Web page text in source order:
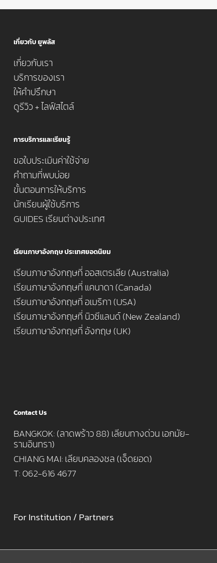
เกี่ยวกับ ยูพลัส
เกี่ยวกับเรา
บริการของเรา
ให้คำปรึกษา
ดูรีวิว + ไลฟ์สไตล์
การบริการและเรียนรู้
ขอใบประเมินค่าใช้จ่าย
คำถามที่พบบ่อย
ขั้นตอนการให้บริการ
นักเรียนผู้ใช้บริการ
GUIDES เรียนต่างประเทศ
เรียนภาษาอังกฤษ ประเทศยอดนิยม
เรียนภาษาอังกฤษที่ ออสเตรเลีย (Australia)
เรียนภาษาอังกฤษที่ แคนาดา (Canada)
เรียนภาษาอังกฤษที่ อเมริกา (USA)
เรียนภาษาอังกฤษที่ นิวซีแลนด์ (New Zealand)
เรียนภาษาอังกฤษที่ อังกฤษ (UK)
Contact Us
BANGKOK: (ลาดพร้าว 88) เลียบทางด่วน เอกมัย-
รามอินทรา)
CHIANG MAI: เลียบคลองชล (เจ็ดยอด)
T: 062-616 4677
For Institution / Partners